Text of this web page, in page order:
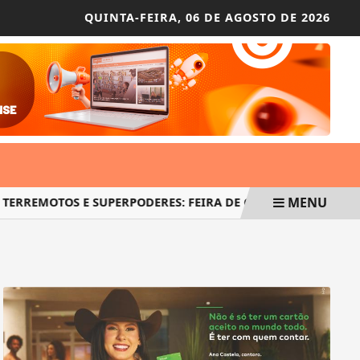
QUINTA-FEIRA, 06 DE AGOSTO DE 2026
E SUPERPODERES: FEIRA DE CIÊNCIA MOBILIZA
MENU